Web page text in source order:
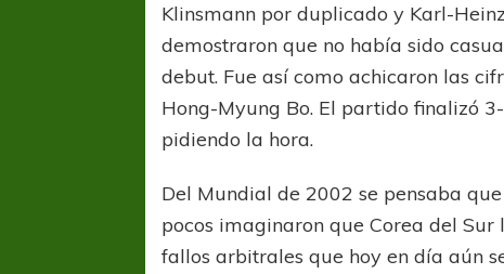
Klinsmann por duplicado y Karl-
demostraron que no había sido
debut. Fue así como achicaron las
Hong-Myung Bo. El partido finalizó
pidiendo la hora.
Del Mundial de 2002 se pensaba
pocos imaginaron que Corea del
fallos arbitrales que hoy en día aún